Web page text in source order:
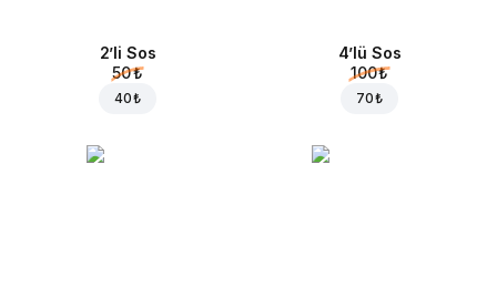
2’li Sos
50 ₺
40 ₺
4’lü Sos
100 ₺
70 ₺